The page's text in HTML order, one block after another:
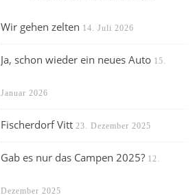
Wir gehen zelten 14. Juli 2026
Ja, schon wieder ein neues Auto 15.
Januar 2026
Fischerdorf Vitt 23. Dezember 2025
Gab es nur das Campen 2025? 12.
Dezember 2025